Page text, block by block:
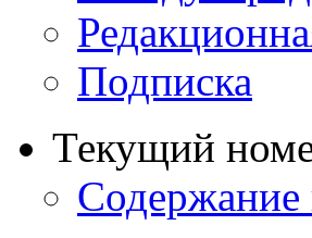
Подписка
Текущий
Содержание